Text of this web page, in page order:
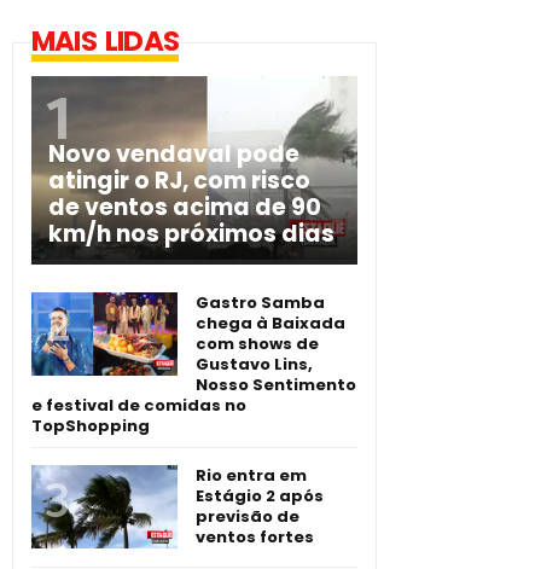
MAIS LIDAS
Novo vendaval pode
atingir o RJ, com risco
de ventos acima de 90
km/h nos próximos dias
Gastro Samba
chega à Baixada
com shows de
Gustavo Lins,
Nosso Sentimento
e festival de comidas no
TopShopping
Rio entra em
Estágio 2 após
previsão de
ventos fortes